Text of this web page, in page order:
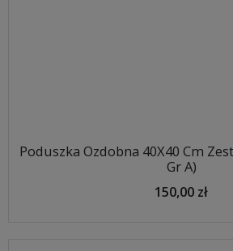
Poduszka Ozdobna 40X40 Cm
Gr A)
150,00 zł